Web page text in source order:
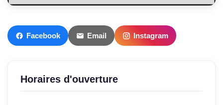
Facebook Email Instagram
Horaires d'ouverture